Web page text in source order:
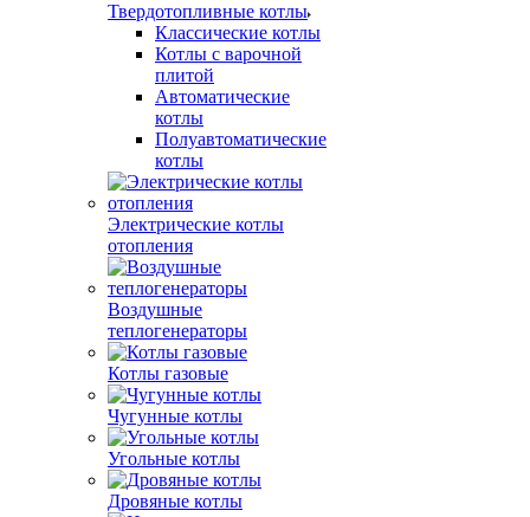
Твердотопливные котлы
Классические котлы
Котлы с варочной
плитой
Автоматические
котлы
Полуавтоматические
котлы
Электрические котлы
отопления
Воздушные
теплогенераторы
Котлы газовые
Чугунные котлы
Угольные котлы
Дровяные котлы